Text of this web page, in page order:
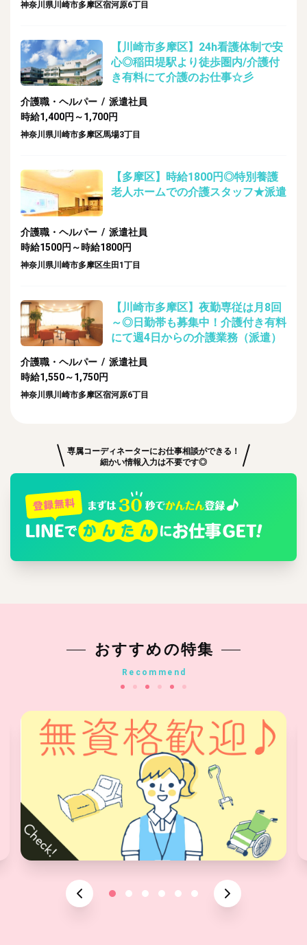
神奈川県川崎市多摩区宿河原6丁目
【川崎市多摩区】24h看護体制で安
心◎稲田堤駅より徒歩圏内/介護付
き有料にて介護のお仕事☆彡
介護職・ヘルパー / 派遣社員
時給1,400円～1,700円
神奈川県川崎市多摩区馬場3丁目
【多摩区】時給1800円◎特別養護
老人ホームでの介護スタッフ★派遣
介護職・ヘルパー / 派遣社員
時給1500円～時給1800円
神奈川県川崎市多摩区生田1丁目
【川崎市多摩区】夜勤専従は月8回
～◎日勤帯も募集中！介護付き有料
にて週4日からの介護業務（派遣）
介護職・ヘルパー / 派遣社員
時給1,550～1,750円
神奈川県川崎市多摩区宿河原6丁目
専属コーディネーターにお仕事相談ができる！
細かい情報入力は不要です◎
おすすめの特集
Recommend